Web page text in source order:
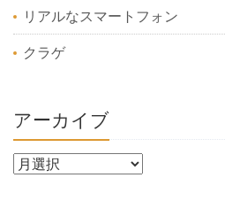
リアルなスマートフォン
クラゲ
アーカイブ